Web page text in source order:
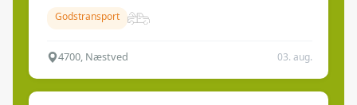
Godstransport
4700, Næstved 03. aug.